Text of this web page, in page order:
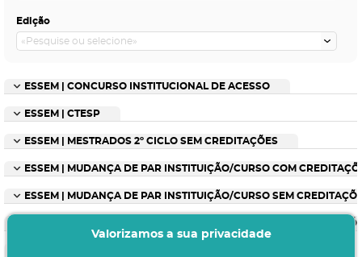
Edição
ESSEM | CONCURSO INSTITUCIONAL DE ACESSO
ESSEM | CTESP
ESSEM | MESTRADOS 2º CICLO SEM CREDITAÇÕES
ESSEM | MUDANÇA DE PAR INSTITUIÇÃO/CURSO COM
ESSEM | MUDANÇA DE PAR INSTITUIÇÃO/CURSO SEM
ESSEM | MUDANÇA DE PAR INSTITUIÇÃO/CURSO SEM
Valorizamos a sua privacidade